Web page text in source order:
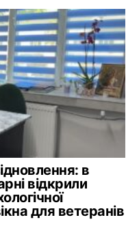
в
відкрили
для ветеранів